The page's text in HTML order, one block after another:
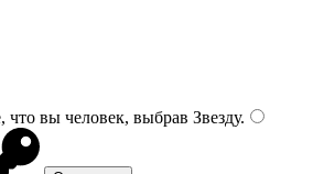
что вы человек, выбрав Звезду.